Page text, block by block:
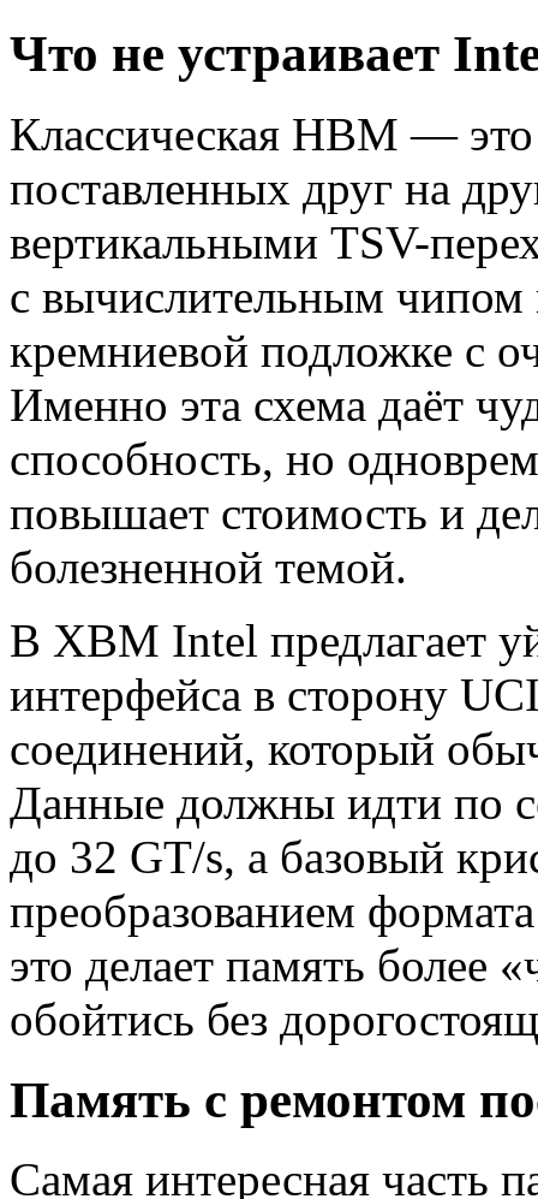
Что не устраивает
Классическая HBM — это
поставленных друг на
вертикальными TSV-
с вычислительным чипом
кремниевой подложке с
Именно эта схема даёт
способность, но
повышает стоимость и
болезненной темой.
В XBM Intel предлагает
интерфейса в сторону
соединений, который
Данные должны идти по
до 32 GT/s, а базовый
преобразованием
это делает память более
обойтись без
Память с ремонтом
Самая интересная часть